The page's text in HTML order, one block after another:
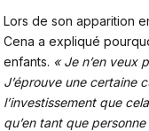
Lors de son apparition
Cena a expliqué
enfants. « Je n’en veux
J’éprouve une certaine
l’investissement que
qu’en tant que